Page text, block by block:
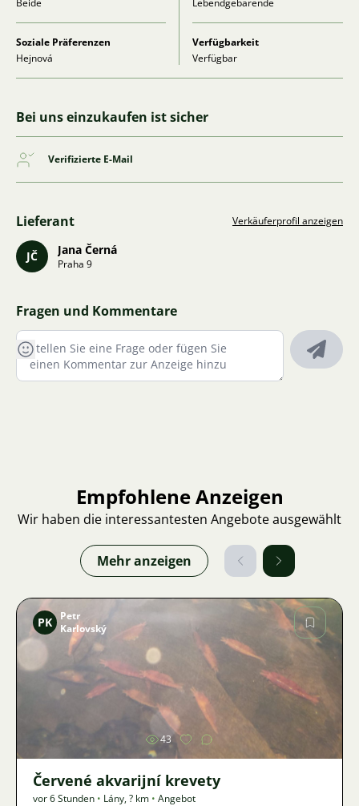
Beide
Lebendgebärende
Soziale Präferenzen
Hejnová
Verfügbarkeit
Verfügbar
Bei uns einzukaufen ist sicher
Verifizierte E-Mail
Lieferant Verkäuferprofil anzeigen
JČ Jana Černá
Praha 9
Fragen und Kommentare
Empfohlene Anzeigen
Wir haben die interessantesten Angebote ausgewählt
Mehr anzeigen
Bild
PK
Petr
Karlovský
43
Červené akvarijní krevety
vor 6 Stunden • Lány,? km • Angebot